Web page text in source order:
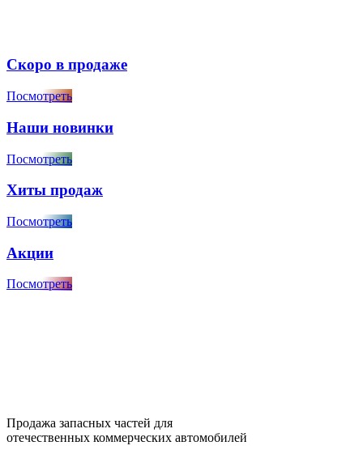
Скоро в продаже
Посмотреть
Наши новинки
Посмотреть
Хиты продаж
Посмотреть
Акции
Посмотреть
Продажа запасных частей для
отечественных коммерческих автомобилей